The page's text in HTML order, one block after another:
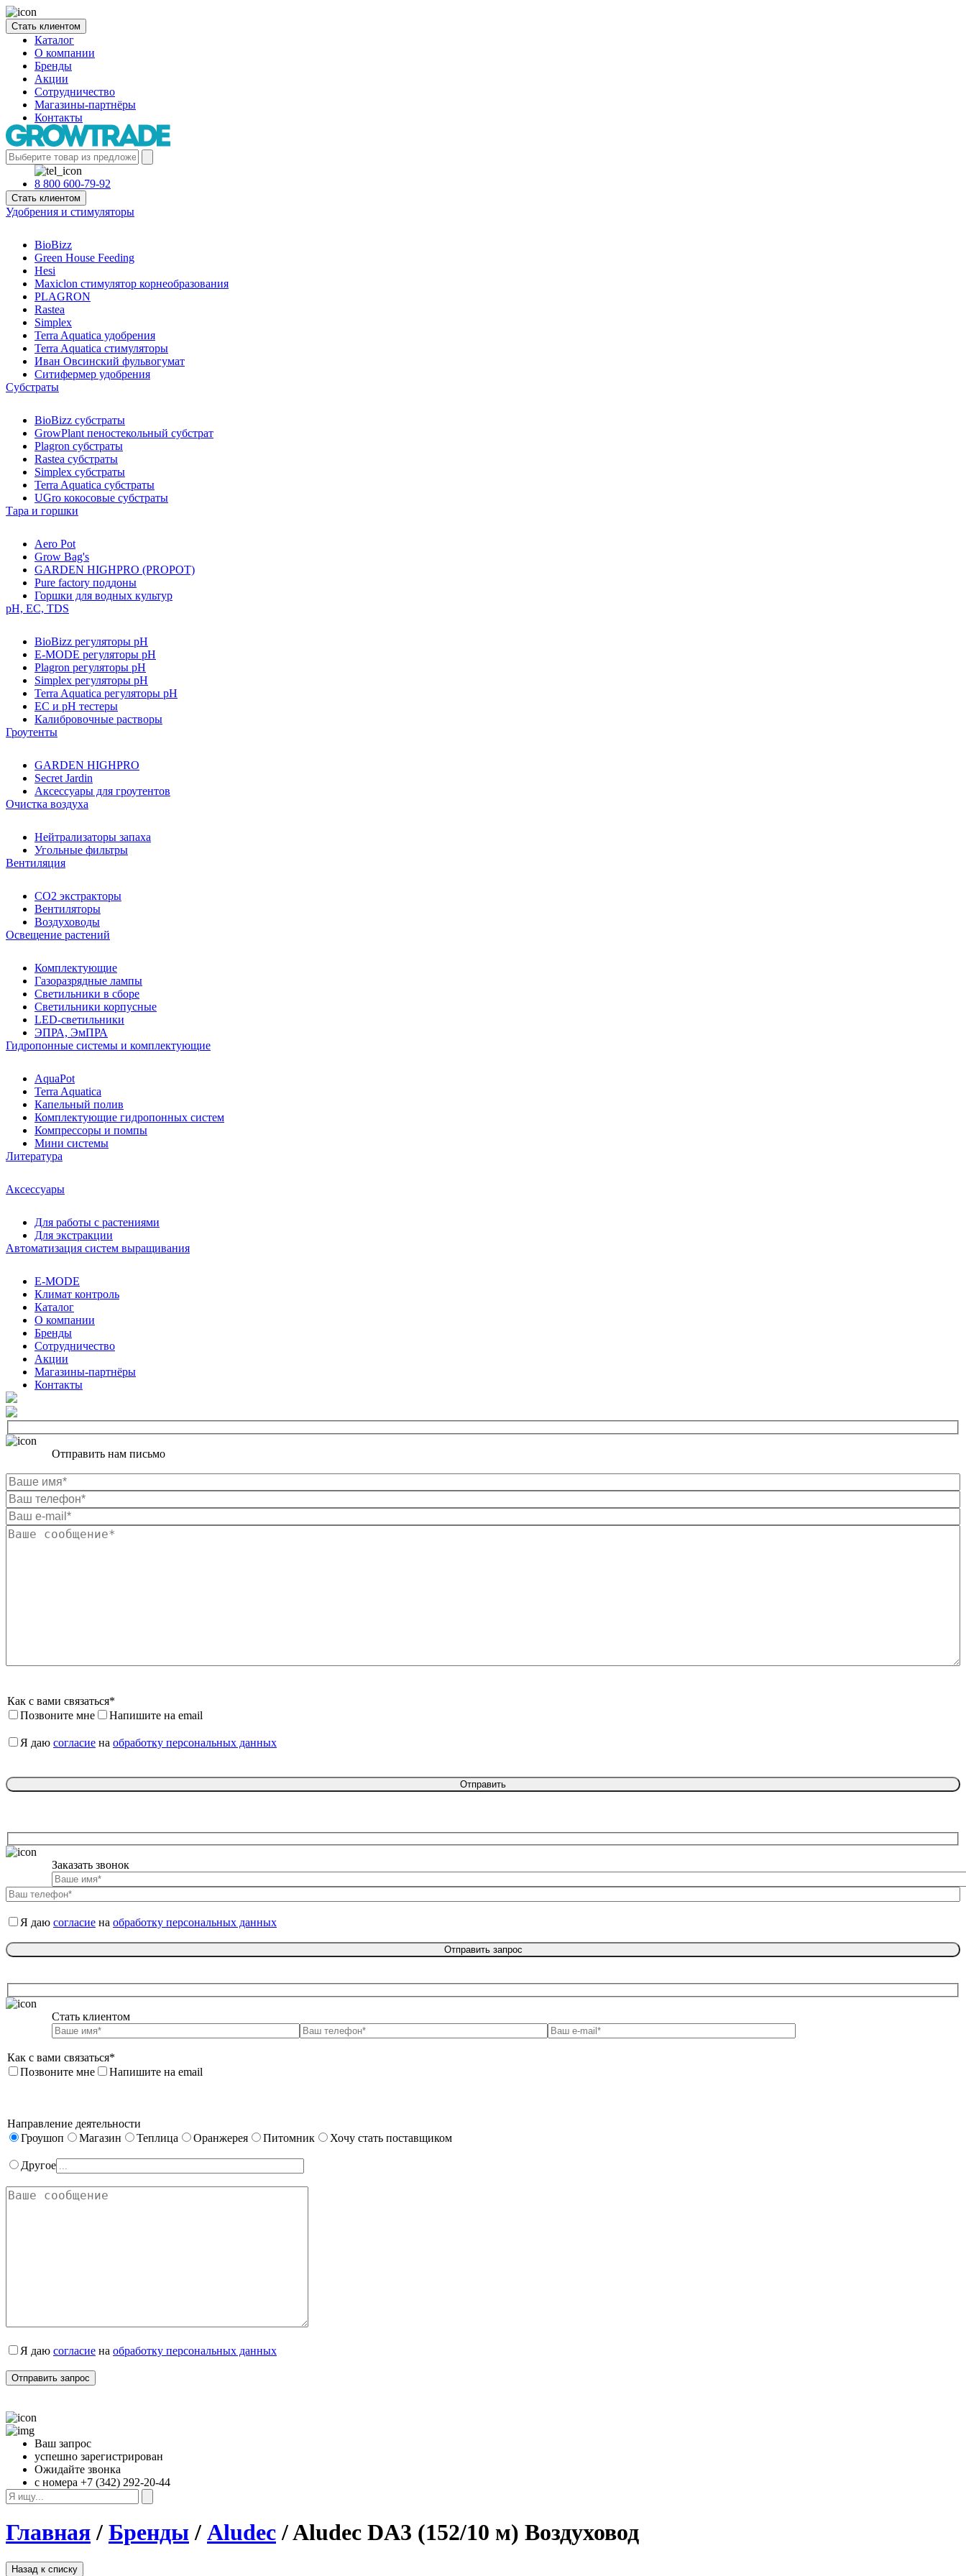
Стать клиентом
Каталог
О компании
Бренды
Акции
Сотрудничество
Магазины-партнёры
Контакты
8 800 600-79-92
Стать клиентом
Удобрения и стимуляторы
BioBizz
Green House Feeding
Hesi
Maxiclon стимулятор корнеобразования
PLAGRON
Rastea
Simplex
Terra Aquatica удобрения
Terra Aquatica стимуляторы
Иван Овсинский фульвогумат
Ситифермер удобрения
Субстраты
BioBizz cубстраты
GrowPlant пеностекольный субстрат
Plagron cубстраты
Rastea cубстраты
Simplex cубстраты
Terra Aquatica cубстраты
UGro кокосовые субстраты
Тара и горшки
Aero Pot
Grow Bag's
GARDEN HIGHPRO (PROPOT)
Pure factory поддоны
Горшки для водных культур
pH, EC, TDS
BioBizz регуляторы pH
E-MODE регуляторы pH
Plagron регуляторы pH
Simplex регуляторы pH
Terra Aquatica регуляторы pH
EC и pH тестеры
Калибровочные растворы
Гроутенты
GARDEN HIGHPRO
Secret Jardin
Аксессуары для гроутентов
Очистка воздуха
Нейтрализаторы запаха
Угольные фильтры
Вентиляция
CO2 экстракторы
Вентиляторы
Воздуховоды
Освещение растений
Комплектующие
Газоразрядные лампы
Светильники в сборе
Светильники корпусные
LED-светильники
ЭПРА, ЭмПРА
Гидропонные системы и комплектующие
AquaPot
Terra Aquatica
Капельный полив
Комплектующие гидропонных систем
Компрессоры и помпы
Мини системы
Литература
Аксессуары
Для работы с растениями
Для экстракции
Автоматизация систем выращивания
E-MODE
Климат контроль
Каталог
О компании
Бренды
Сотрудничество
Акции
Магазины-партнёры
Контакты
Отправить нам письмо
Как с вами связаться*
Позвоните мне
Напишите на email
Я даю согласие на обработку персональных данных
Заказать звонок
Я даю согласие на обработку персональных данных
Стать клиентом
Как с вами связаться*
Позвоните мне
Напишите на email
Направление деятельности
Гроушоп
Магазин Теплица Оранжерея Питомник Хочу стать поставщиком
Другое
Я даю согласие на обработку персональных данных
Ваш запрос
успешно зарегистрирован
Ожидайте звонка
с номера +7 (342) 292-20-44
Главная/ Бренды/ Aludec/ Aludec DA3 (152/10 м) Воздуховод
Назад к списку